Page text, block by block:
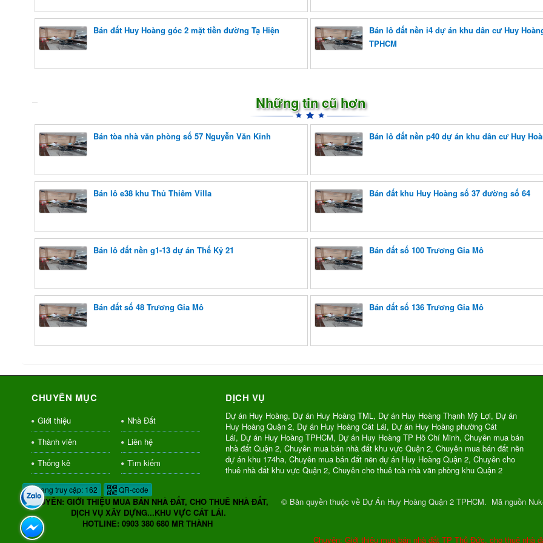
Bán đất Huy Hoàng góc 2 mặt tiền đường Tạ Hiện
Bán lô đất nền i4 dự án khu dân cư Huy
TPHCM
Những tin cũ hơn
Bán tòa nhà văn phòng số 57 Nguyễn Văn Kỉnh Bán lô đất nền p40 dự án khu dân cư Huy
Bán lô e38 khu Thủ Thiêm Villa Bán đất khu Huy Hoàng số 37 đường số 64
Bán lô đất nền g1-13 dự án Thế Kỷ 21 Bán đất số 100 Trương Gia Mô
Bán đất số 48 Trương Gia Mô Bán đất số 136 Trương Gia Mô
CHUYÊN MỤC
Giới thiệu
Nhà Đất
Thành viên
Liên hệ
Thống kê
Tìm kiếm
Đang truy cập: 162 QR-code
DỊCH VỤ
Dự án Huy Hoàng, Dự án Huy Hoàng TML, Dự án Huy Hoàng Thạnh Mỹ Lợi, Dự án
Huy Hoàng Quận 2, Dự án Huy Hoàng Cát Lái, Dự án Huy Hoàng phường Cát
Lái, Dự án Huy Hoàng TPHCM, Dự án Huy Hoàng TP Hồ Chí Minh, Chuyên mua bán
nhà đất Quận 2, Chuyên mua bán nhà đất khu vực Quận 2, Chuyên mua bán đất nền
dự án khu 174ha, Chuyên mua bán đất nền dự án Huy Hoàng Quận 2, Chuyên cho
thuê nhà đất khu vực Quận 2, Chuyên cho thuê toà nhà văn phòng khu Quận 2
CHUYÊN: GIỚI THIỆU MUA BÁN NHÀ ĐẤT, CHO THUÊ NHÀ ĐẤT,
DỊCH VỤ XÂY DỰNG...KHU VỰC CÁT LÁI.
HOTLINE: 0903 380 680 MR THÀNH
© Bản quyền thuộc về Dự Án Huy Hoàng Quận 2 TPHCM. Mã nguồn
Chuyên: Giới thiệu mua bán nhà đất TP Thủ Đức, cho thuê